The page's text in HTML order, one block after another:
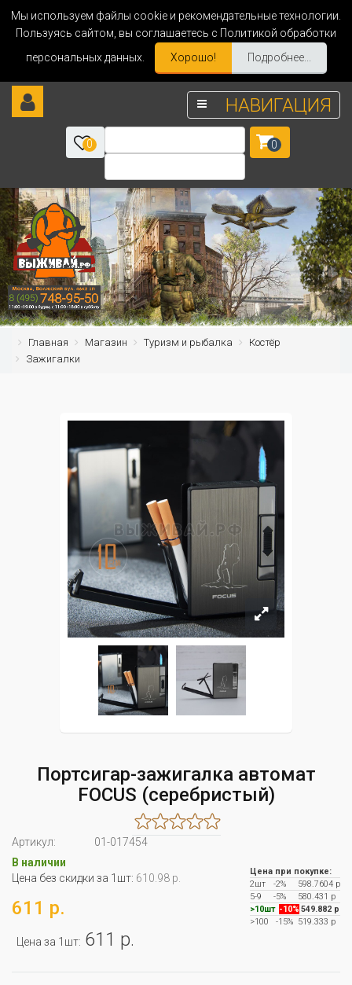
Мы используем файлы cookie и рекомендательные технологии.
Пользуясь сайтом, вы соглашаетесь с Политикой обработки
персональных данных.
Хорошо! Подробнее...
НАВИГАЦИЯ
0 0
Главная Магазин Туризм и рыбалка
Костёр
Зажигалки
Портсигар-зажигалка автомат
FOCUS (серебристый)
Артикул:
01-017454
В наличии
Цена без скидки за 1шт: 610.98 р.
611 р.
Цена за 1шт: 611 р.
Цена при покупке:
2шт
-2%
598.7604 р
5-9
-5%
580.431 р
>10шт -10% 549.882 р
>100
-15% 519.333 р